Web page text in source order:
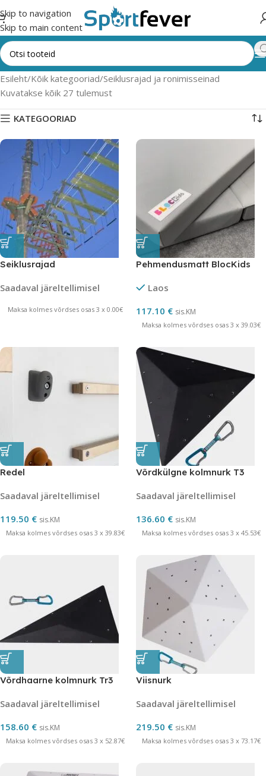
Skip to navigation
Skip to main content
Esileht Kõik kategooriad Seiklusrajad ja ronimisseinad
Kuvatakse kõik 27 tulemust
KATEGOORIAD
Seiklusrajad
Saadaval järeltellimisel
Maksa kolmes võrdses osas 3 x 0.00€
Pehmendusmatt BlocKids
Laos
117.10 € sis.KM
Maksa kolmes võrdses osas 3 x 39.03€
Redel
Saadaval järeltellimisel
119.50 € sis.KM
Maksa kolmes võrdses osas 3 x 39.83€
Võrdkülgne kolmnurk T3
Saadaval järeltellimisel
136.60 € sis.KM
Maksa kolmes võrdses osas 3 x 45.53€
Võrdhaarne kolmnurk Tr3
Saadaval järeltellimisel
158.60 € sis.KM
Maksa kolmes võrdses osas 3 x 52.87€
Viisnurk
Saadaval järeltellimisel
219.50 € sis.KM
Maksa kolmes võrdses osas 3 x 73.17€